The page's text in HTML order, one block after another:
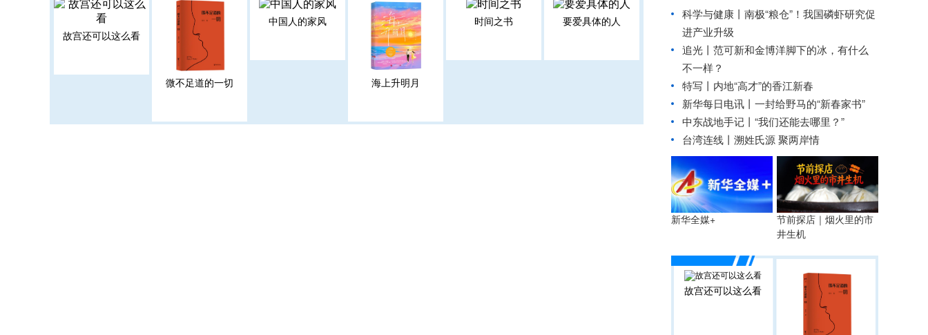
故宫还可以这么看
微不足道的一切
中国人的家风
海上升明月
时间之书 要爱具体的人
科学与健康丨南极“粮仓”！我国磷虾研究促
进产业升级
追光丨 范可新和金博洋脚下的冰，有什么
不一样？
特写丨内地“高才”的香江新春
新华每日电讯丨 一封给野马的“新春家书”
中东战地手记丨“我们还能去哪里？”
台湾连线丨 溯姓氏源 聚两岸情
新华全媒+
节前探店｜烟火里的市
井生机
故宫还可以这么看